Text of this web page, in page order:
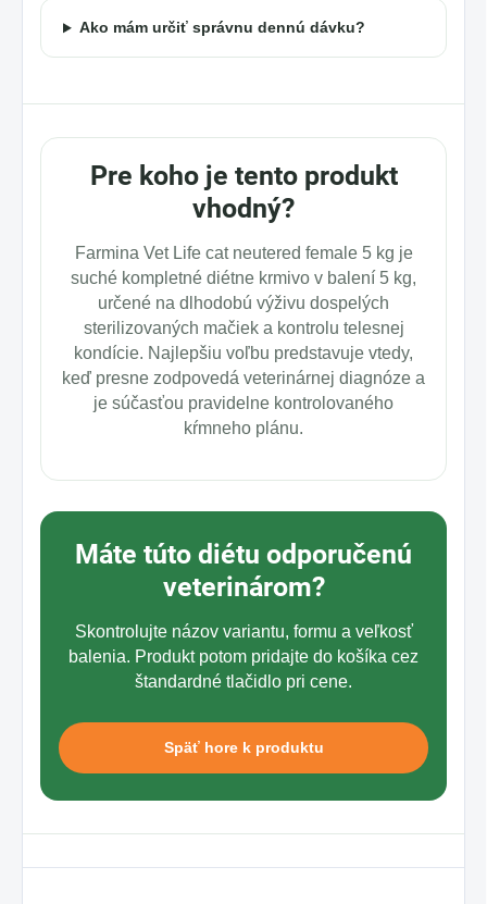
Ako mám určiť správnu dennú dávku?
Pre koho je tento produkt
vhodný?
Farmina Vet Life cat neutered female 5 kg je
suché kompletné diétne krmivo v balení 5 kg,
určené na dlhodobú výživu dospelých
sterilizovaných mačiek a kontrolu telesnej
kondície. Najlepšiu voľbu predstavuje vtedy,
keď presne zodpovedá veterinárnej diagnóze a
je súčasťou pravidelne kontrolovaného
kŕmneho plánu.
Máte túto diétu odporučenú
veterinárom?
Skontrolujte názov variantu, formu a veľkosť
balenia. Produkt potom pridajte do košíka cez
štandardné tlačidlo pri cene.
Späť hore k produktu